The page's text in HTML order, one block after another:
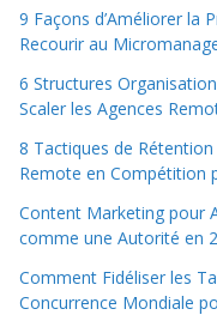
9 Façons d’Améliorer la
Recourir au
6 Structures
Scaler les Agences
8 Tactiques de
Remote en Compétition
Content Marketing pour
comme une Autorité en
Comment Fidéliser les
Concurrence Mondiale